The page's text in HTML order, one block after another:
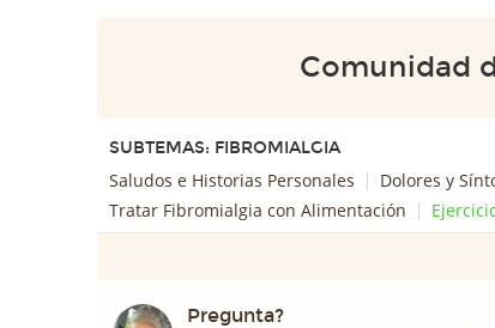
Comunidad
SUBTEMAS: FIBROMIALGIA
Saludos e Historias Personales Dolores y
Tratar Fibromialgia con Alimentación
Pregunta?